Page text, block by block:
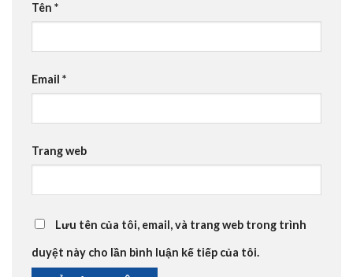
Tên *
Email *
Trang web
Lưu tên của tôi, email, và trang web trong trình
duyệt này cho lần bình luận kế tiếp của tôi.